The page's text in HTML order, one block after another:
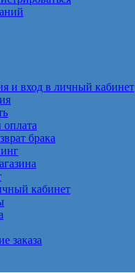
и вход в личный кабинет
оплата
брака
кабинет
заказа